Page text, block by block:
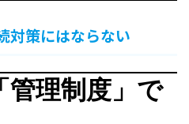
対策にはならない
管理制度」で